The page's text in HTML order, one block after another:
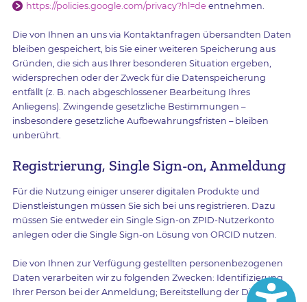
https://policies.google.com/privacy?hl=de entnehmen.
Die von Ihnen an uns via Kontaktanfragen übersandten Daten
bleiben gespeichert, bis Sie einer weiteren Speicherung aus
Gründen, die sich aus Ihrer besonderen Situation ergeben,
widersprechen oder der Zweck für die Datenspeicherung
entfällt (z. B. nach abgeschlossener Bearbeitung Ihres
Anliegens). Zwingende gesetzliche Bestimmungen –
insbesondere gesetzliche Aufbewahrungsfristen – bleiben
unberührt.
Registrierung, Single Sign-on, Anmeldung
Für die Nutzung einiger unserer digitalen Produkte und
Dienstleistungen müssen Sie sich bei uns registrieren. Dazu
müssen Sie entweder ein Single Sign-on ZPID-Nutzerkonto
anlegen oder die Single Sign-on Lösung von ORCID nutzen.
Die von Ihnen zur Verfügung gestellten personenbezogenen
Daten verarbeiten wir zu folgenden Zwecken: Identifizierung
Ihrer Person bei der Anmeldung; Bereitstellung der Dienste